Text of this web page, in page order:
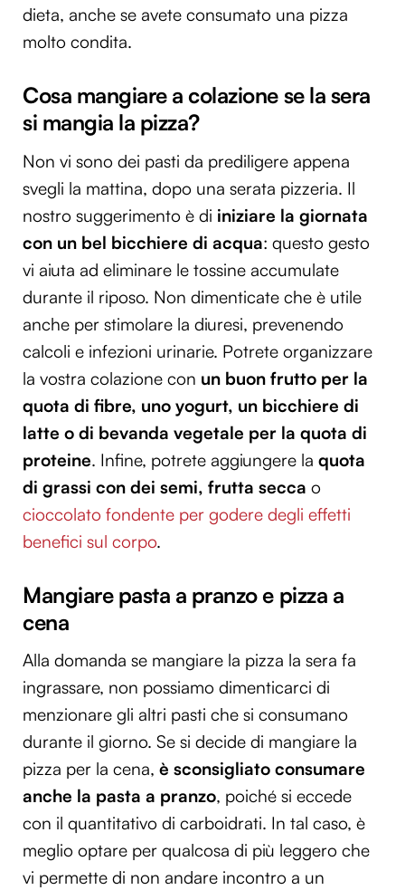
dieta, anche se avete consumato una pizza
molto condita.
Cosa mangiare a colazione se la sera
si mangia la pizza?
Non vi sono dei pasti da prediligere appena
svegli la mattina, dopo una serata pizzeria. Il
nostro suggerimento è di iniziare la giornata
con un bel bicchiere di acqua: questo gesto
vi aiuta ad eliminare le tossine accumulate
durante il riposo. Non dimenticate che è utile
anche per stimolare la diuresi, prevenendo
calcoli e infezioni urinarie. Potrete organizzare
la vostra colazione con un buon frutto per la
quota di fibre, uno yogurt, un bicchiere di
latte o di bevanda vegetale per la quota di
proteine. Infine, potrete aggiungere la quota
di grassi con dei semi, frutta secca o
cioccolato fondente per godere degli effetti
benefici sul corpo.
Mangiare pasta a pranzo e pizza a
cena
Alla domanda se mangiare la pizza la sera fa
ingrassare, non possiamo dimenticarci di
menzionare gli altri pasti che si consumano
durante il giorno. Se si decide di mangiare la
pizza per la cena, è sconsigliato consumare
anche la pasta a pranzo, poiché si eccede
con il quantitativo di carboidrati. In tal caso, è
meglio optare per qualcosa di più leggero che
vi permette di non andare incontro a un